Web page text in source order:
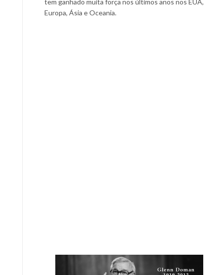
tem ganhado muita força nos últimos anos nos EUA,
Europa, Ásia e Oceania.